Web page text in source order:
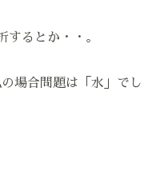
するとか・・。
場合問題は「水」でし